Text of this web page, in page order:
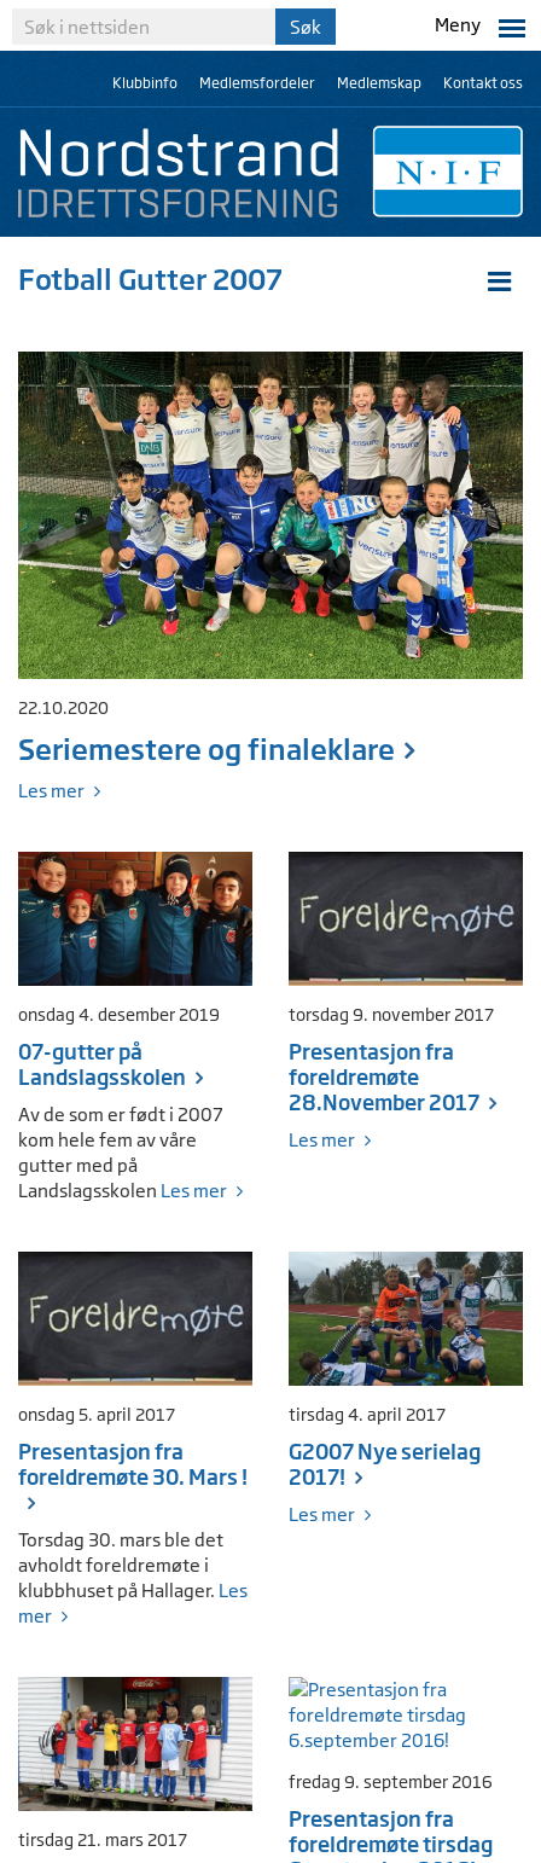
Meny
Klubbinfo Medlemsfordeler Medlemskap Kontakt oss
Fotball Gutter 2007
22.10.2020
Seriemestere og finaleklare
Les mer
onsdag 4. desember 2019
07-gutter på
Landslagsskolen
Av de som er født i 2007
kom hele fem av våre
gutter med på
Landslagsskolen Les mer
torsdag 9. november 2017
Presentasjon fra
foreldremøte
28.November 2017
Les mer
onsdag 5. april 2017
Presentasjon fra
foreldremøte 30. Mars !
Torsdag 30. mars ble det
avholdt foreldremøte i
klubbhuset på Hallager. Les
mer
tirsdag 4. april 2017
G2007 Nye serielag
2017!
Les mer
tirsdag 21. mars 2017
fredag 9. september 2016
Presentasjon fra
foreldremøte tirsdag